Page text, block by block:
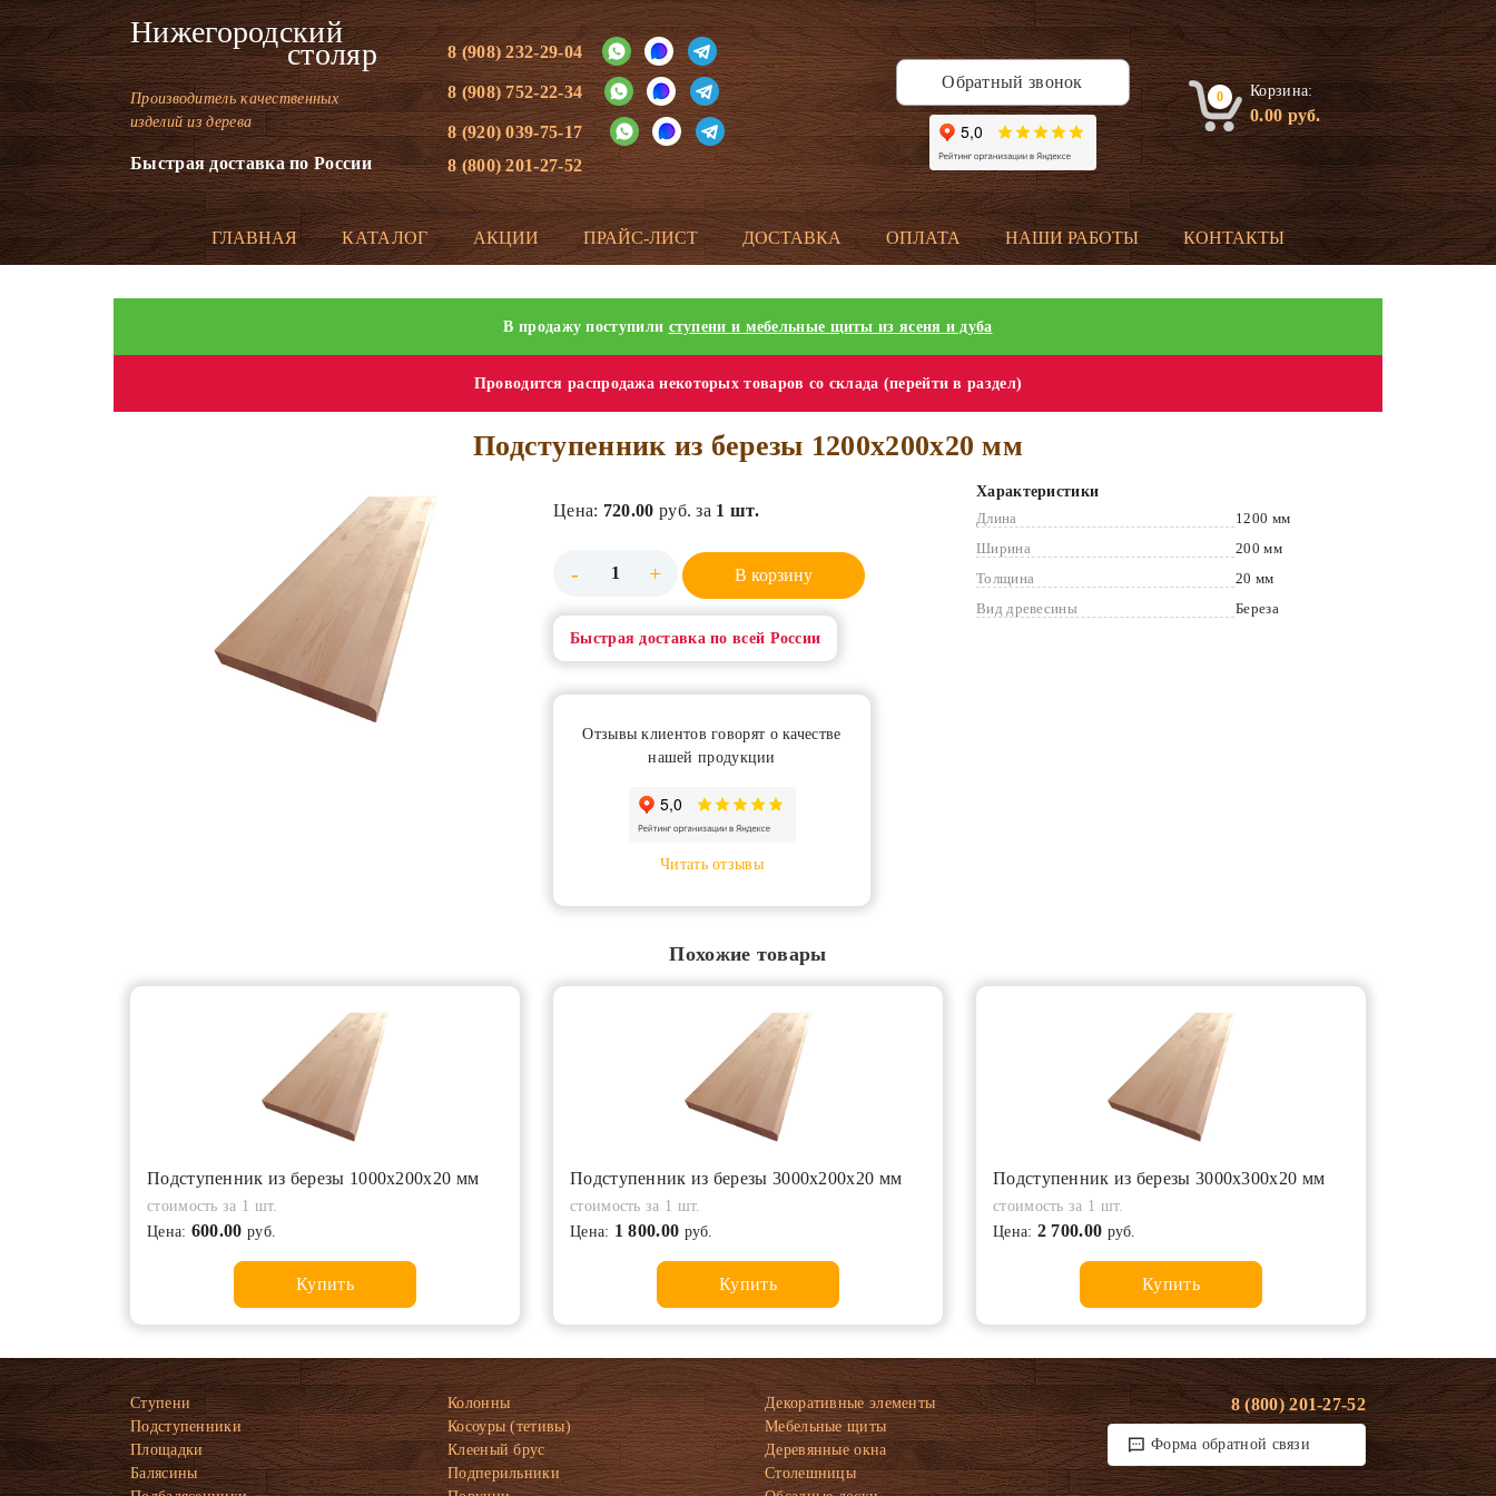
Нижегородский
столяр
Производитель качественных
изделий из дерева
Быстрая доставка по России
8 (908) 232-29-04
8 (908) 752-22-34
8 (920) 039-75-17
8 (800) 201-27-52
Обратный звонок
0 Корзина:
0.00руб.
ГЛАВНАЯ КАТАЛОГ АКЦИИ ПРАЙС-ЛИСТ ДОСТАВКА ОПЛАТА НАШИ РАБОТЫ КОНТАКТЫ
В продажу поступили ступени и мебельные щиты из ясеня и дуба
Проводится распродажа некоторых товаров со склада (перейти в раздел)
Подступенник из березы 1200х200х20 мм
Цена: 720.00 руб. за 1 шт.
- + В корзину
Быстрая доставка по всей России
Отзывы клиентов говорят о качестве
нашей продукции
Читать отзывы
Характеристики
Длина
1200 мм
Ширина
200 мм
Толщина
20 мм
Вид древесины
Береза
Похожие товары
Подступенник из березы 1000х200х20 мм
стоимость за 1 шт.
Цена: 600.00 руб.
Купить
Подступенник из березы 3000х200х20 мм
стоимость за 1 шт.
Цена: 1 800.00 руб.
Купить
Подступенник из березы 3000х300х20 мм
стоимость за 1 шт.
Цена: 2 700.00 руб.
Купить
Ступени
Подступенники
Площадки
Балясины
Колонны
Косоуры (тетивы)
Клееный брус
Подперильники
Декоративные элементы
Мебельные щиты
Деревянные окна
Столешницы
8 (800) 201-27-52
Форма обратной связи